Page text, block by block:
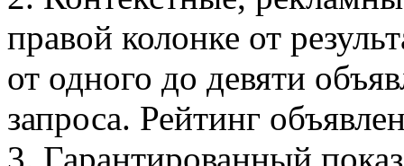
правой колонке от
от одного до девяти
запроса. Рейтинг
3. Гарантированный